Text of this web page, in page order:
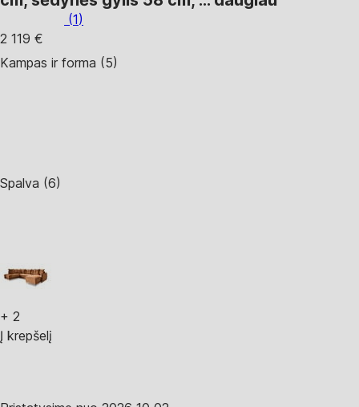
(1)
2 119 €
Kampas ir forma (5)
Spalva (6)
+ 2
Į krepšelį